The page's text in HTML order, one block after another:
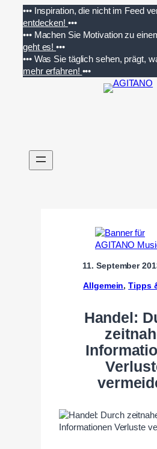
Inhalt
springen
••• Inspiration, die nicht im Feed
entdecken! •••
••• Machen Sie Motivation zu
geht es!•••
••• Was Sie täglich sehen, prägt,
mehr erfahren! •••
11. September
Allgemein, Tipps
Handel: